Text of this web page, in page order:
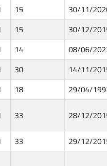
15
30/11/
15
30/12/
14
08/06/
30
14/11/
18 29/04/
33 28/12/
33 29/12/